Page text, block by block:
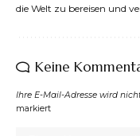
die Welt zu bereisen und
Keine
Ihre E-Mail-Adresse wird
markiert